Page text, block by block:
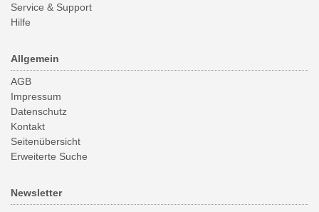
Service & Support
Hilfe
Allgemein
AGB
Impressum
Datenschutz
Kontakt
Seitenübersicht
Erweiterte Suche
Newsletter